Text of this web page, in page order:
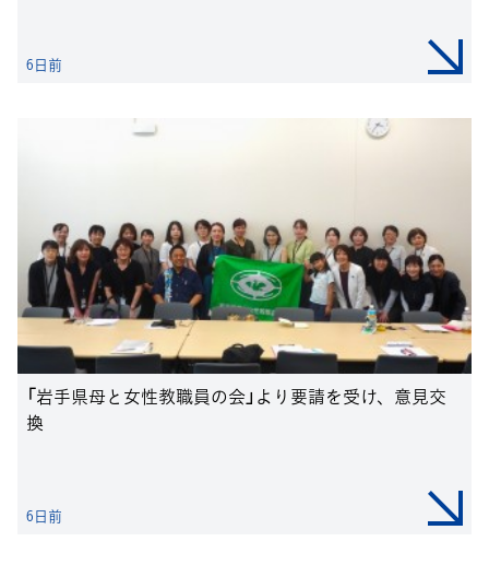
6日前
「岩手県母と女性教職員の会」より要請を受け、意見交
換
6日前